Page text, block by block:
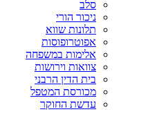
סלב
ניכור הורי
תלונות שווא
אפוטרופוסות
אלימות במשפחה
צוואות וירושות
בית הדין הרבני
מכורסת המטפל
עדשת החוקר